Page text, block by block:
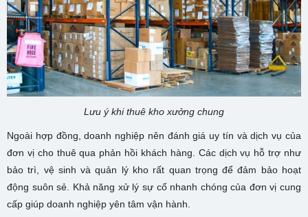
Lưu ý khi thuê kho xưởng chung
Ngoài hợp đồng, doanh nghiệp nên đánh giá uy tín và dịch vụ của
đơn vị cho thuê qua phản hồi khách hàng. Các dịch vụ hỗ trợ như
bảo trì, vệ sinh và quản lý kho rất quan trọng để đảm bảo hoạt
động suôn sẻ. Khả năng xử lý sự cố nhanh chóng của đơn vị cung
cấp giúp doanh nghiệp yên tâm vận hành.